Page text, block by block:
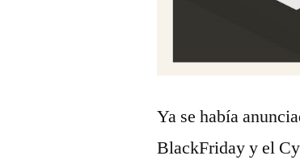
Ya se había
BlackFriday y el